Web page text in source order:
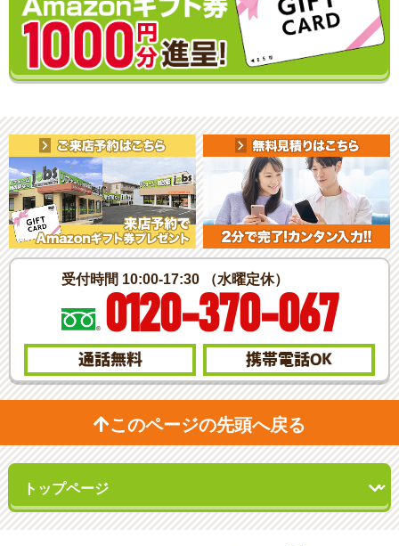
受付時間 10:00-17:30 （水曜定休）
0120-370-067
通話無料 携帯電話OK
このページの先頭へ戻る